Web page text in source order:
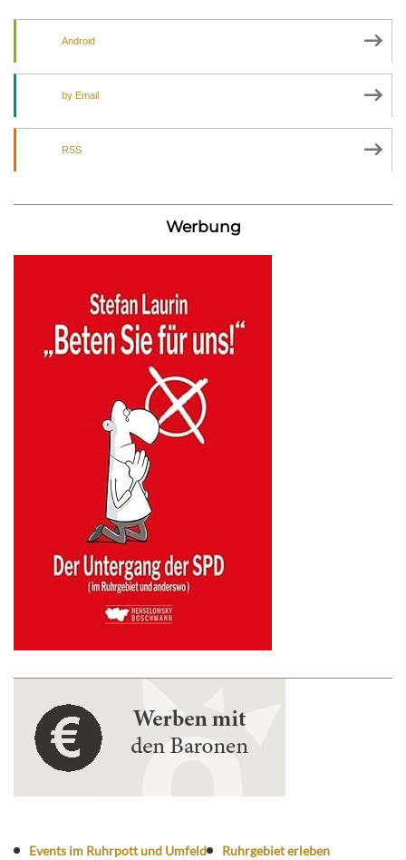
Android
by Email
RSS
Werbung
Events im Ruhrpott und Umfeld Ruhrgebiet erleben